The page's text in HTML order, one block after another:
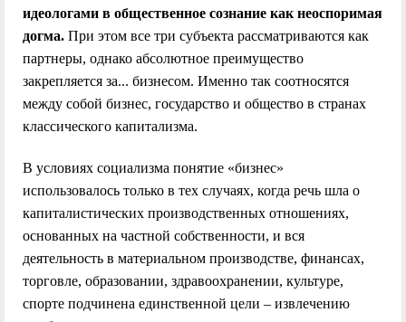
идеологами в общественное сознание как неоспоримая
догма. При этом все три субъекта рассматриваются как
партнеры, однако абсолютное преимущество
закрепляется за... бизнесом. Именно так соотносятся
между собой бизнес, государство и общество в странах
классического капитализма.
В условиях социализма понятие «бизнес»
использовалось только в тех случаях, когда речь шла о
капиталистических производственных отношениях,
основанных на частной собственности, и вся
деятельность в материальном производстве, финансах,
торговле, образовании, здравоохранении, культуре,
спорте подчинена единственной цели – извлечению